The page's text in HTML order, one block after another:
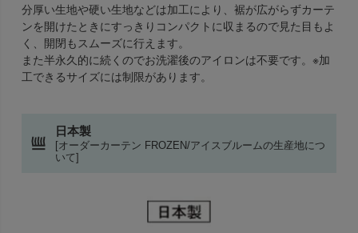
分厚い生地や硬い生地などは加工により、裾が広がらずカーテ
ンを開けたときにすっきりコンパクトに収まるので見た目もよ
く、開閉もスムーズに行えます。
また半永久的に続くのでお洗濯後のアイロンは不要です。※加
工できるサイズには制限があります。
日本製
[オーダーカーテン FROZEN/アイスブルームの生産地につ
いて]